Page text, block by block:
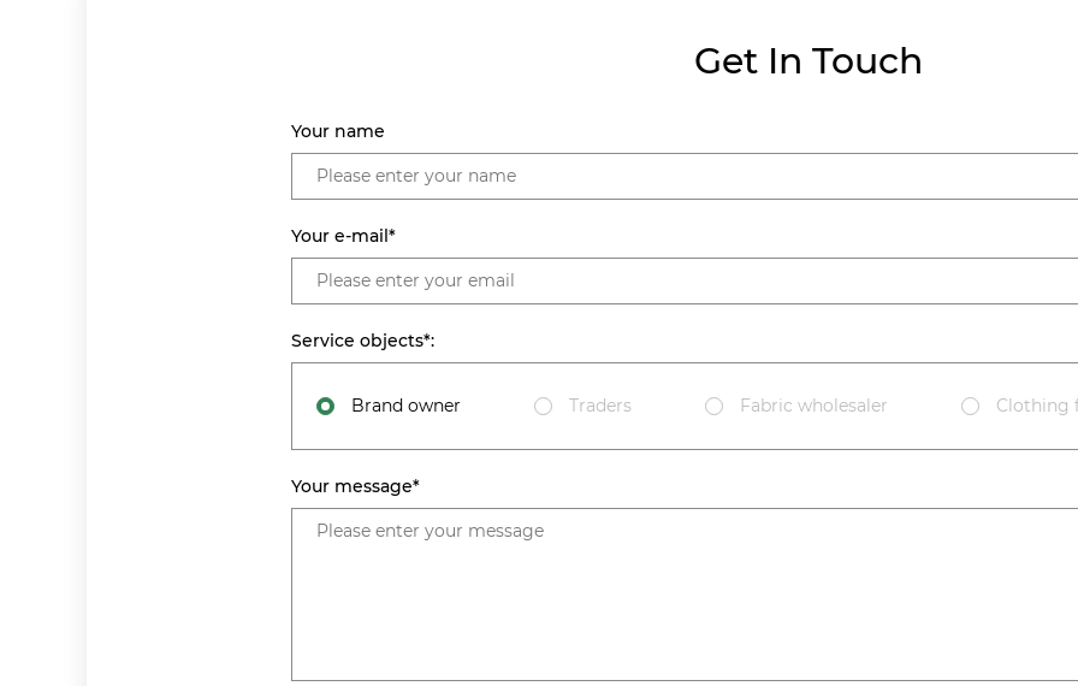
Get In Touch
Your name
Your e-mail*
Service objects*:
Brand owner Traders Fabric wholesaler Clothing
Your message*